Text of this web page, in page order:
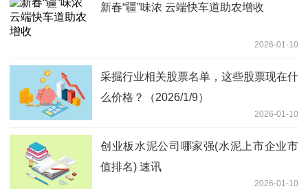
新春“疆”味浓 云端快车道助农增收
2026-01-10
采掘行业相关股票名单，这些股票现在什
么价格？（2026/1/9）
2026-01-10
创业板水泥公司哪家强(水泥上市企业市
值排名) 速讯
2026-01-10